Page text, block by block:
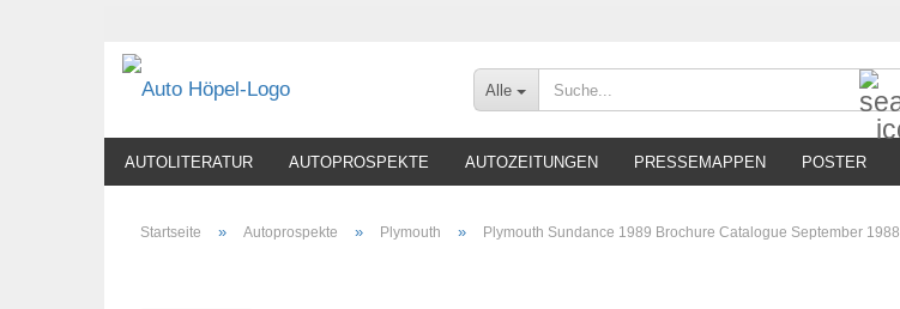
Alle
AUTOLITERATUR AUTOPROSPEKTE AUTOZEITUNGEN PRESSEMAPPEN POSTER
Startseite » Autoprospekte » Plymouth » Plymouth Sundance 1989 Brochure Catalogue September 1988